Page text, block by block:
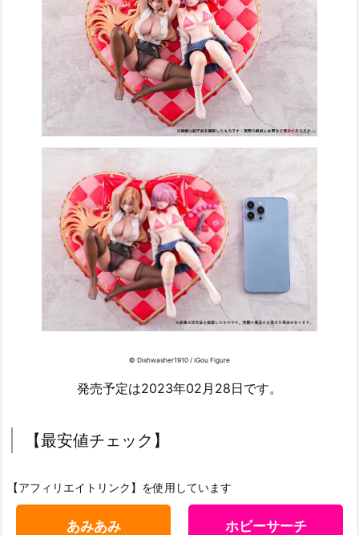
© Dishwasher1910 / iGou Figure
発売予定は2023年02月28日です。
【最安値チェック】
【アフィリエイトリンク】を使用しています
あみあみ ホビーサーチ